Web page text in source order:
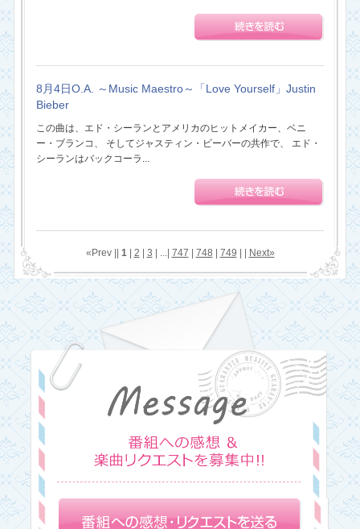
8月4日O.A. ～Music Maestro～「Love Yourself」Justin
Bieber
この曲は、エド・シーランとアメリカのヒットメイカー、ベニ
ー・ブランコ、 そしてジャスティン・ビーバーの共作で、 エド・
シーランはバックコーラ...
«Prev || 1| 2 3 | ...| 747 748 749 Next»